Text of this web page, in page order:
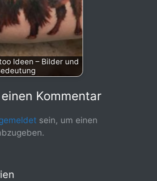
Ideen – Bilder und
Kommentar
sein, um einen